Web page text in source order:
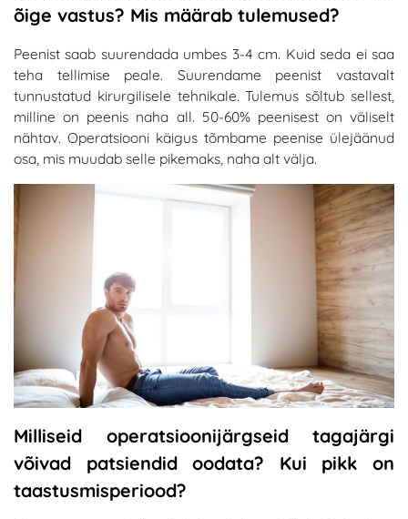
õige vastus? Mis määrab tulemused?
Peenist saab suurendada umbes 3-4 cm. Kuid seda ei saa
teha tellimise peale. Suurendame peenist vastavalt
tunnustatud kirurgilisele tehnikale. Tulemus sõltub sellest,
milline on peenis naha all. 50-60% peenisest on väliselt
nähtav. Operatsiooni käigus tõmbame peenise ülejäänud
osa, mis muudab selle pikemaks, naha alt välja.
Milliseid operatsioonijärgseid tagajärgi
võivad patsiendid oodata? Kui pikk on
taastusmisperiood?